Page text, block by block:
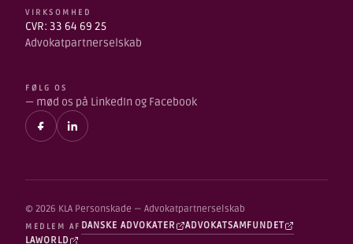
VIRKSOMHED
CVR: 33 64 69 25
Advokatpartnerselskab
FØLG OS
— mød os på LinkedIn og Facebook
© 2026 KLA Personskade — Advokatpartnerselskab
MEDLEM AF DANSKE ADVOKATER
ADVOKATSAMFUNDET
LAWORLD